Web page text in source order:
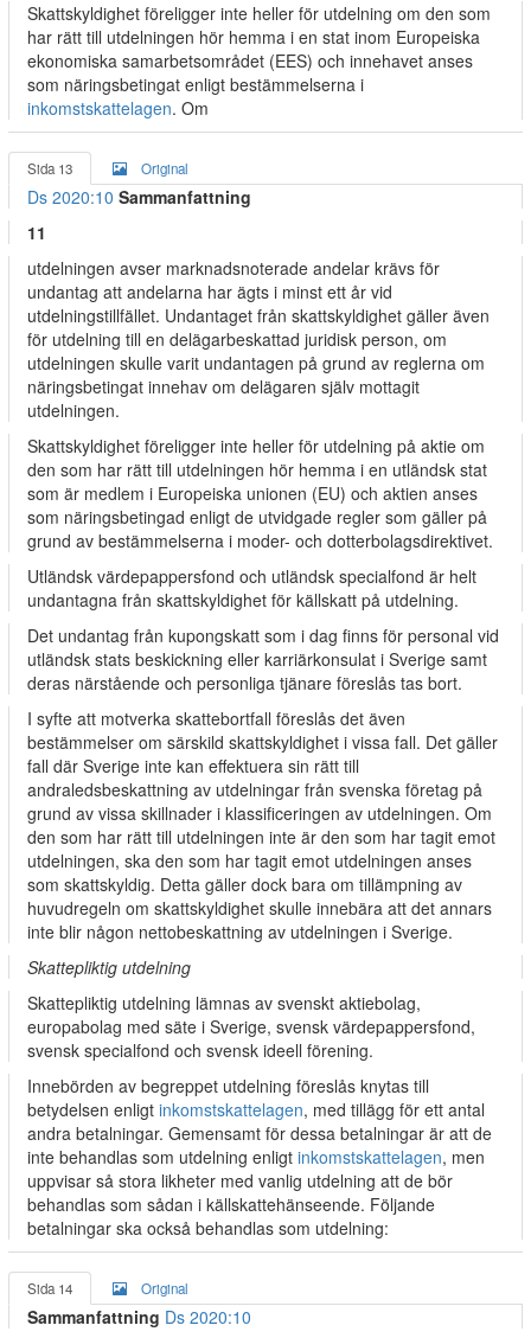
Skattskyldighet föreligger inte heller för utdelning om den som
har rätt till utdelningen hör hemma i en stat inom Europeiska
ekonomiska samarbetsområdet (EES) och innehavet anses
som näringsbetingat enligt bestämmelserna i
inkomstskattelagen. Om
Sida 13 Original
Ds 2020:10 Sammanfattning
11
utdelningen avser marknadsnoterade andelar krävs för
undantag att andelarna har ägts i minst ett år vid
utdelningstillfället. Undantaget från skattskyldighet gäller även
för utdelning till en delägarbeskattad juridisk person, om
utdelningen skulle varit undantagen på grund av reglerna om
näringsbetingat innehav om delägaren själv mottagit
utdelningen.
Skattskyldighet föreligger inte heller för utdelning på aktie om
den som har rätt till utdelningen hör hemma i en utländsk stat
som är medlem i Europeiska unionen (EU) och aktien anses
som näringsbetingad enligt de utvidgade regler som gäller på
grund av bestämmelserna i moder- och dotterbolagsdirektivet.
Utländsk värdepappersfond och utländsk specialfond är helt
undantagna från skattskyldighet för källskatt på utdelning.
Det undantag från kupongskatt som i dag finns för personal vid
utländsk stats beskickning eller karriärkonsulat i Sverige samt
deras närstående och personliga tjänare föreslås tas bort.
I syfte att motverka skattebortfall föreslås det även
bestämmelser om särskild skattskyldighet i vissa fall. Det gäller
fall där Sverige inte kan effektuera sin rätt till
andraledsbeskattning av utdelningar från svenska företag på
grund av vissa skillnader i klassificeringen av utdelningen. Om
den som har rätt till utdelningen inte är den som har tagit emot
utdelningen, ska den som har tagit emot utdelningen anses
som skattskyldig. Detta gäller dock bara om tillämpning av
huvudregeln om skattskyldighet skulle innebära att det annars
inte blir någon nettobeskattning av utdelningen i Sverige.
Skattepliktig utdelning
Skattepliktig utdelning lämnas av svenskt aktiebolag,
europabolag med säte i Sverige, svensk värdepappersfond,
svensk specialfond och svensk ideell förening.
Innebörden av begreppet utdelning föreslås knytas till
betydelsen enligt inkomstskattelagen, med tillägg för ett antal
andra betalningar. Gemensamt för dessa betalningar är att de
inte behandlas som utdelning enligt inkomstskattelagen, men
uppvisar så stora likheter med vanlig utdelning att de bör
behandlas som sådan i källskattehänseende. Följande
betalningar ska också behandlas som utdelning:
Sida 14 Original
Sammanfattning Ds 2020:10